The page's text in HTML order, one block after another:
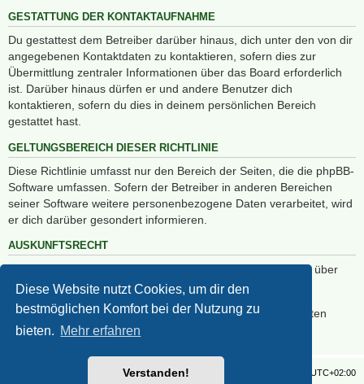
Diese Website nutzt Cookies, um dir den
bestmöglichen Komfort bei der Nutzung zu
bieten. Mehr erfahren
Verstanden!
GESTATTUNG DER KONTAKTAUFNAHME
Du gestattest dem Betreiber darüber hinaus, dich unter den von dir
angegebenen Kontaktdaten zu kontaktieren, sofern dies zur
Übermittlung zentraler Informationen über das Board erforderlich
ist. Darüber hinaus dürfen er und andere Benutzer dich
kontaktieren, sofern du dies in deinem persönlichen Bereich
gestattet hast.
GELTUNGSBEREICH DIESER RICHTLINIE
Diese Richtlinie umfasst nur den Bereich der Seiten, die die phpBB-
Software umfassen. Sofern der Betreiber in anderen Bereichen
seiner Software weitere personenbezogene Daten verarbeitet, wird
er dich darüber gesondert informieren.
AUSKUNFTSRECHT
Der Betreiber erteilt dir auf Anfrage Auskunft, welche Daten über
dich gespeichert sind.
Du kannst jederzeit die Löschung bzw. Sperrung deiner Daten
verlangen. Kontaktiere hierzu bitte den Betreiber.
UTC+02:00